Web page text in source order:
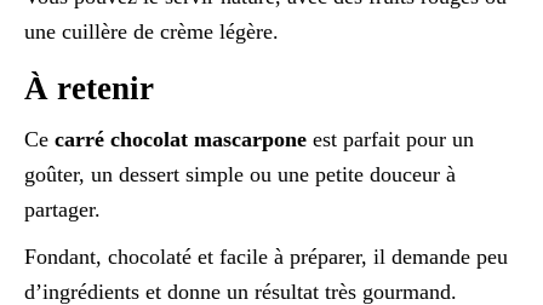
une cuillère de crème légère.
À retenir
Ce carré chocolat mascarpone est parfait pour un
goûter, un dessert simple ou une petite douceur à
partager.
Fondant, chocolaté et facile à préparer, il demande peu
d’ingrédients et donne un résultat très gourmand.